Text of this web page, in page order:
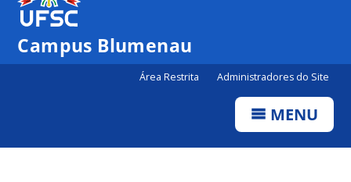
Campus Blumenau
Área Restrita Administradores do Site
MENU